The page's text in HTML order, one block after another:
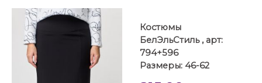
Костюмы
БелЭльСтиль , арт:
794+596
Размеры: 46-62